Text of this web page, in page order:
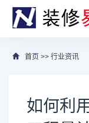
首页 >> 行业资讯
如何利